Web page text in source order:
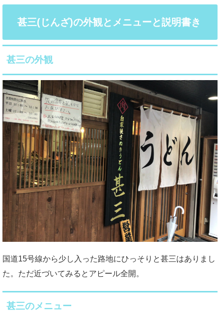
甚三(じんざ)の外観とメニューと説明書き
甚三の外観
国道15号線から少し入った路地にひっそりと甚三はありまし
た。ただ近づいてみるとアピール全開。
甚三のメニュー